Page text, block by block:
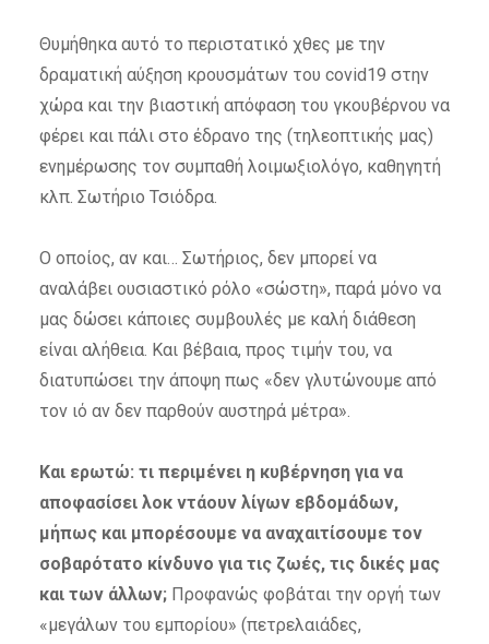
Θυμήθηκα αυτό το περιστατικό χθες με την
δραματική αύξηση κρουσμάτων του covid19 στην
χώρα και την βιαστική απόφαση του γκουβέρνου να
φέρει και πάλι στο έδρανο της (τηλεοπτικής μας)
ενημέρωσης τον συμπαθή λοιμωξιολόγο, καθηγητή
κλπ. Σωτήριο Τσιόδρα.
Ο οποίος, αν και… Σωτήριος, δεν μπορεί να
αναλάβει ουσιαστικό ρόλο «σώστη», παρά μόνο να
μας δώσει κάποιες συμβουλές με καλή διάθεση
είναι αλήθεια. Και βέβαια, προς τιμήν του, να
διατυπώσει την άποψη πως «δεν γλυτώνουμε από
τον ιό αν δεν παρθούν αυστηρά μέτρα».
Και ερωτώ: τι περιμένει η κυβέρνηση για να
αποφασίσει λοκ ντάουν λίγων εβδομάδων,
μήπως και μπορέσουμε να αναχαιτίσουμε τον
σοβαρότατο κίνδυνο για τις ζωές, τις δικές μας
και των άλλων;Προφανώς φοβάται την οργή των
«μεγάλων του εμπορίου» (πετρελαιάδες,